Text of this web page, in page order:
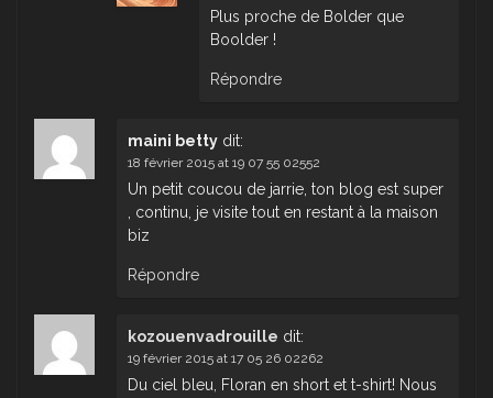
Plus proche de Bolder que
Boolder !
Répondre
maini betty dit:
18 février 2015 at 19 07 55 02552
Un petit coucou de jarrie, ton blog est super
, continu, je visite tout en restant à la maison
biz
Répondre
kozouenvadrouille dit:
19 février 2015 at 17 05 26 02262
Du ciel bleu, Floran en short et t-shirt! Nous